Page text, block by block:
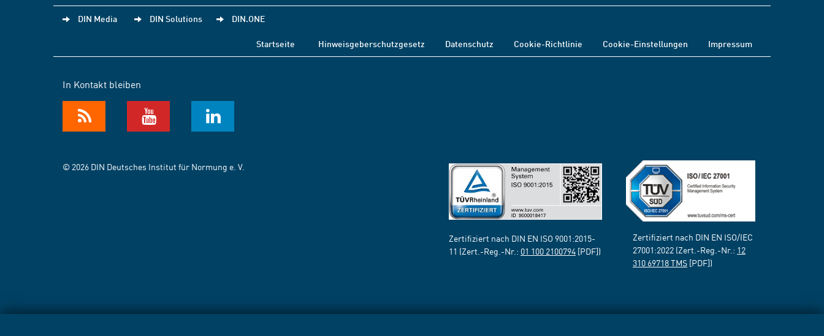
DIN Media DIN Solutions DIN.ONE
Startseite Hinweisgeberschutzgesetz Datenschutz Cookie-Richtlinie Cookie-Einstellungen Impressum
In Kontakt bleiben
© 2026 DIN Deutsches Institut für Normung e. V.
Zertifiziert nach DIN EN ISO 9001:2015-
11 (Zert.-Reg.-Nr.: 01 100 2100794 [PDF])
Zertifiziert nach DIN EN ISO/IEC
27001:2022 (Zert.-Reg.-Nr.: 12
310 69718 TMS [PDF])